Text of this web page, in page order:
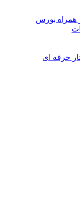
همراه بورس
حرفه­ ای